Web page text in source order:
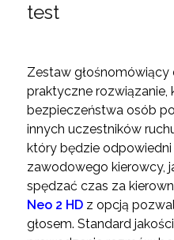
test
Zestaw
praktyczne rozwiązanie,
bezpieczeństwa osób
innych uczestników
który będzie
zawodowego kierowcy,
spędzać czas za
Neo 2 HDz opcją
głosem. Standard